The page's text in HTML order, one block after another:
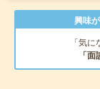
興味
「気
「面